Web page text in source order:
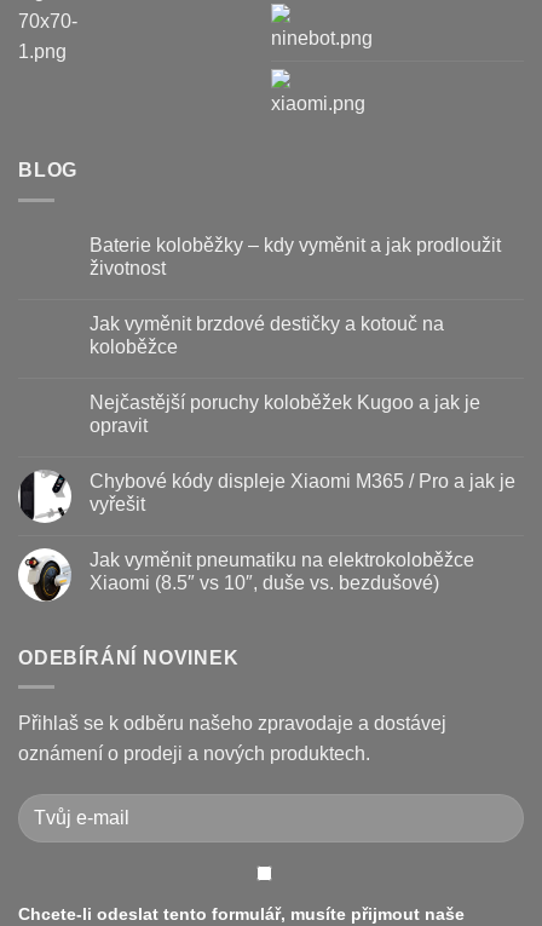
BLOG
Baterie koloběžky – kdy vyměnit a jak prodloužit
životnost
textu
s
koloběžky
kdy
jak
prodloužit
životnost
Jak vyměnit brzdové destičky a kotouč na
koloběžce
u
textu
s
vyměnit
brzdové
destičky
na
koloběžce
Nejčastější poruchy koloběžek Kugoo a jak je
opravit
u
textu
s
poruchy
koloběžek
Kugoo
opravit
Chybové kódy displeje Xiaomi M365 / Pro a jak je
vyřešit
textu
s
displeje
Xiaomi
Pro
a
jak
je
Jak vyměnit pneumatiku na elektrokoloběžce
Xiaomi (8.5″ vs 10″, duše vs. bezdušové)
textu
s
vyměnit
pneumatiku
na
elektrokoloběžce
(8.5″
vs
10″,
duše
ODEBÍRÁNÍ NOVINEK
Přihlaš se k odběru našeho zpravodaje a dostávej
oznámení o prodeji a nových produktech.
Chcete-li odeslat tento formulář, musíte přijmout naše